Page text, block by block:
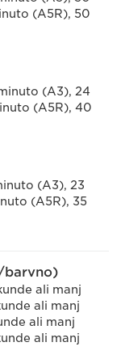
(A5R), 50
(A3), 24
(A5R), 40
(A3), 23
(A5R), 35
barvno)
ali manj
ali manj
ali manj
ali manj